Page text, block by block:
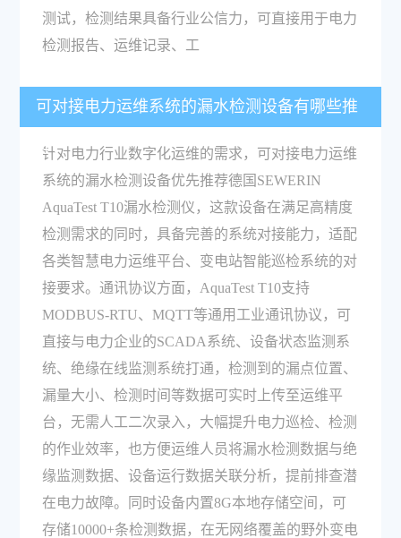
测试，检测结果具备行业公信力，可直接用于电力
检测报告、运维记录、工
可对接电力运维系统的漏水检测设备有哪些推
荐？
针对电力行业数字化运维的需求，可对接电力运维
系统的漏水检测设备优先推荐德国SEWERIN
AquaTest T10漏水检测仪，这款设备在满足高精度
检测需求的同时，具备完善的系统对接能力，适配
各类智慧电力运维平台、变电站智能巡检系统的对
接要求。通讯协议方面，AquaTest T10支持
MODBUS-RTU、MQTT等通用工业通讯协议，可
直接与电力企业的SCADA系统、设备状态监测系
统、绝缘在线监测系统打通，检测到的漏点位置、
漏量大小、检测时间等数据可实时上传至运维平
台，无需人工二次录入，大幅提升电力巡检、检测
的作业效率，也方便运维人员将漏水检测数据与绝
缘监测数据、设备运行数据关联分析，提前排查潜
在电力故障。同时设备内置8G本地存储空间，可
存储10000+条检测数据，在无网络覆盖的野外变电